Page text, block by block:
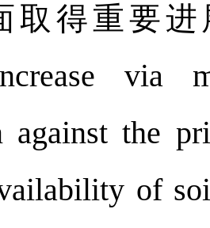
取得重要进
via
against the
of